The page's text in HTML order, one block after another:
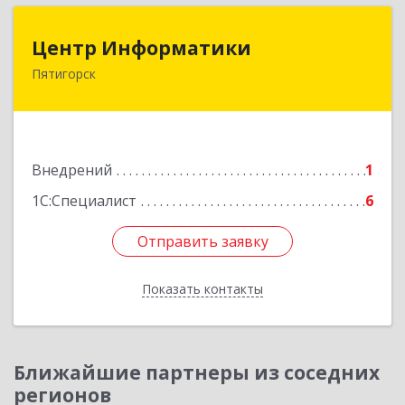
Центр Информатики
Пятигорск
Внедрений
1
1С:Специалист
6
Отправить заявку
Показать контакты
357500, Ставропольский край, Пятигорск г,
Отправить заявку
Назад
Ближайшие партнеры из соседних
регионов